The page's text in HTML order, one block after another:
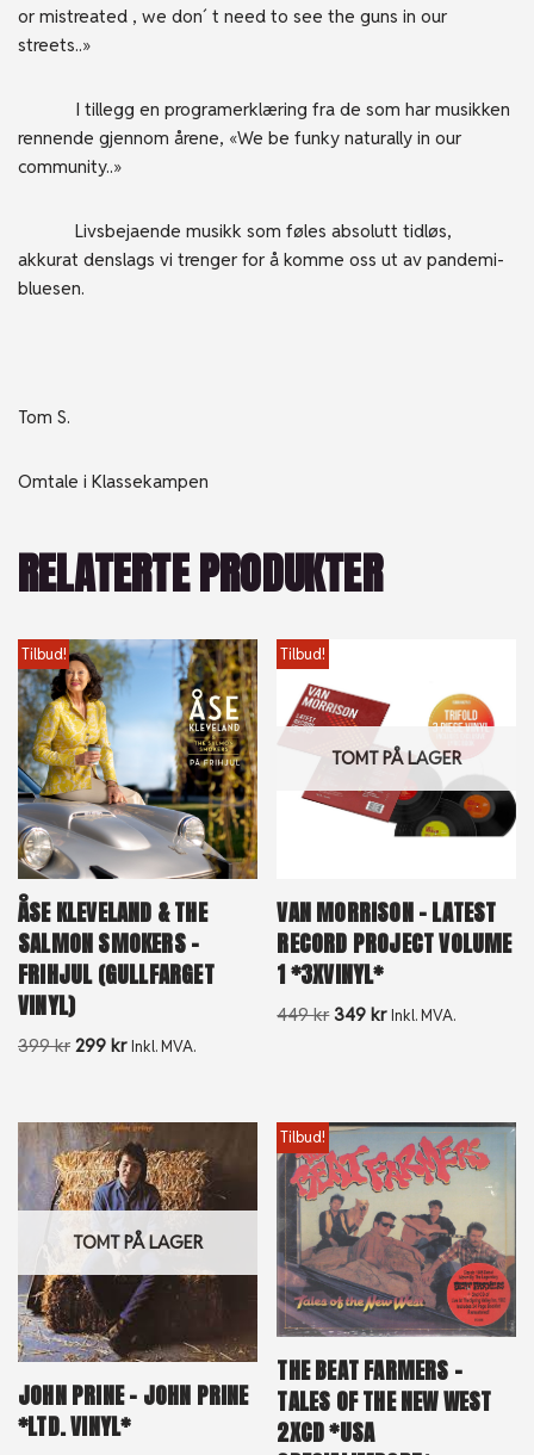
or mistreated , we don´ t need to see the guns in our
streets..»
I tillegg en programerklæring fra de som har musikken
rennende gjennom årene, «We be funky naturally in our
community..»
Livsbejaende musikk som føles absolutt tidløs,
akkurat denslags vi trenger for å komme oss ut av pandemi-
bluesen.
Tom S.
Omtale i Klassekampen
RELATERTE PRODUKTER
Tilbud!
ÅSE KLEVELAND & THE
SALMON SMOKERS –
FRIHJUL (GULLFARGET
VINYL)
399kr 299 kr Inkl. MVA.
TOMT PÅ LAGER
Tilbud!
VAN MORRISON – LATEST
RECORD PROJECT VOLUME
1 *3XVINYL*
449kr 349kr Inkl. MVA.
TOMT PÅ LAGER
JOHN PRINE – JOHN PRINE
*LTD. VINYL*
Tilbud!
THE BEAT FARMERS –
TALES OF THE NEW WEST
2XCD *USA